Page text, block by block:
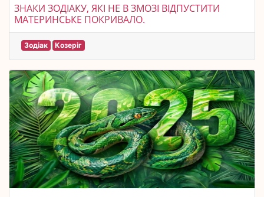
ЗНАКИ ЗОДІАКУ, ЯКІ НЕ В ЗМОЗІ ВІДПУСТИТИ
МАТЕРИНСЬКЕ ПОКРИВАЛО.
Зодіак Козеріг